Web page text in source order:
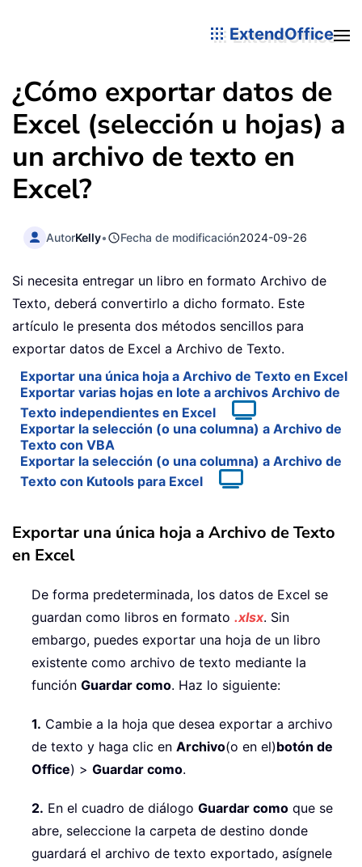
ExtendOffice
¿Cómo exportar datos de
Excel (selección u hojas) a
un archivo de texto en
Excel?
AutorKelly• Fecha de modificación2024-09-26
Si necesita entregar un libro en formato Archivo de
Texto, deberá convertirlo a dicho formato. Este
artículo le presenta dos métodos sencillos para
exportar datos de Excel a Archivo de Texto.
Exportar una única hoja a Archivo de Texto en Excel
Exportar varias hojas en lote a archivos Archivo de
Texto independientes en Excel
Exportar la selección (o una columna) a Archivo de
Texto con VBA
Exportar la selección (o una columna) a Archivo de
Texto con Kutools para Excel
Exportar una única hoja a Archivo de Texto
en Excel
De forma predeterminada, los datos de Excel se
guardan como libros en formato .xlsx. Sin
embargo, puedes exportar una hoja de un libro
existente como archivo de texto mediante la
función Guardar como. Haz lo siguiente:
1. Cambie a la hoja que desea exportar a archivo
de texto y haga clic en Archivo(o en el)botón de
Office) > Guardar como.
2. En el cuadro de diálogo Guardar como que se
abre, seleccione la carpeta de destino donde
guardará el archivo de texto exportado, asígnele